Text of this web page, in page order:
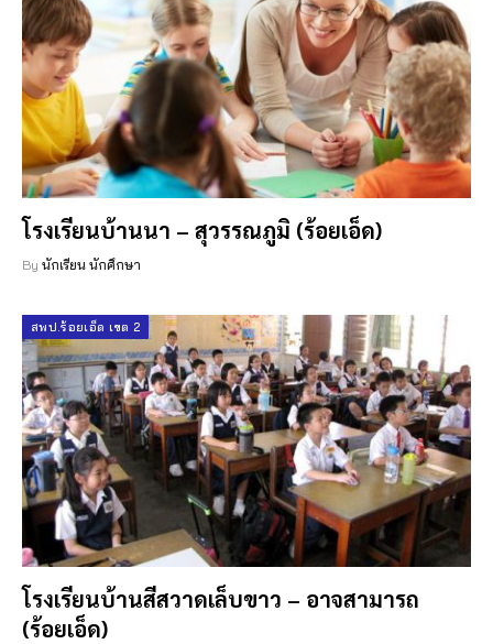
โรงเรียนบ้านนา – สุวรรณภูมิ (ร้อยเอ็ด)
By นักเรียน นักศึกษา
สพป.ร้อยเอ็ด เขต 2
โรงเรียนบ้านสีสวาดเล็บขาว – อาจสามารถ
(ร้อยเอ็ด)